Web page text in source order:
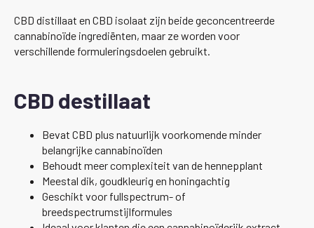
CBD distillaat en CBD isolaat zijn beide geconcentreerde
cannabinoïde ingrediënten, maar ze worden voor
verschillende formuleringsdoelen gebruikt.
CBD destillaat
Bevat CBD plus natuurlijk voorkomende minder
belangrijke cannabinoïden
Behoudt meer complexiteit van de hennepplant
Meestal dik, goudkleurig en honingachtig
Geschikt voor fullspectrum- of
breedspectrumstijlformules